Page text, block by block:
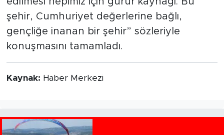
şehir, Cumhuriyet değerlerine bağlı,
gençliğe inanan bir şehir” sözleriyle
konuşmasını tamamladı.
Kaynak: Haber Merkezi